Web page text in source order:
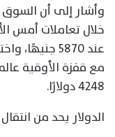
وأشار إلى أن السوق
4248 دولارًا.
الدولار يحد من